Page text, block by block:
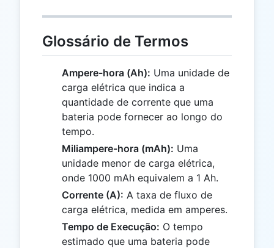
Glossário de Termos
Ampere-hora (Ah): Uma unidade de
carga elétrica que indica a
quantidade de corrente que uma
bateria pode fornecer ao longo do
tempo.
Miliampere-hora (mAh): Uma
unidade menor de carga elétrica,
onde 1000 mAh equivalem a 1 Ah.
Corrente (A): A taxa de fluxo de
carga elétrica, medida em amperes.
Tempo de Execução: O tempo
estimado que uma bateria pode